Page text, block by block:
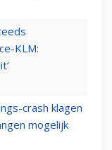
KLM:
crash klagen
mogelijk